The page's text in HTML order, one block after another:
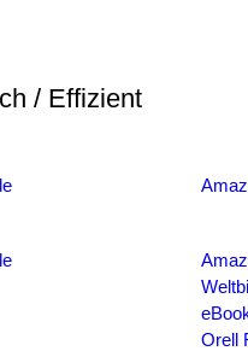
/ Effizient
Orell